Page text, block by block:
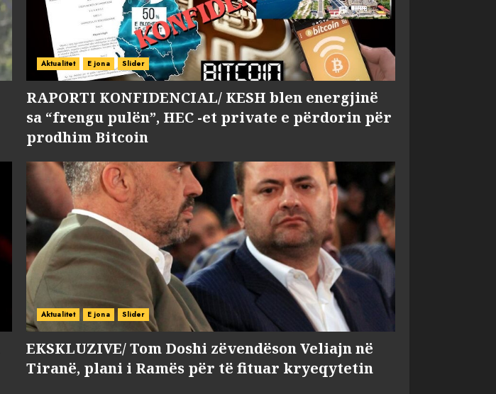
Aktualitet E jona Slider
RAPORTI KONFIDENCIAL/ KESH blen energjinë
sa “frengu pulën”, HEC -et private e përdorin për
prodhim Bitcoin
Aktualitet E jona Slider
EKSKLUZIVE/ Tom Doshi zëvendëson Veliajn në
Tiranë, plani i Ramës për të fituar kryeqytetin